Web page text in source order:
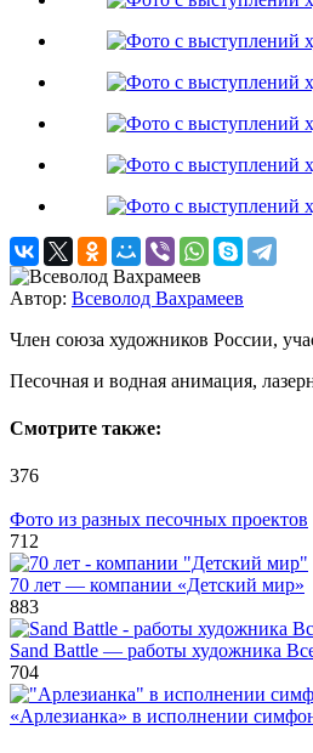
Автор: Всеволод Вахрамеев
Член союза художников России,
Песочная и водная анимация,
Смотрите также:
376
Фото из разных песочных проектов
712
70 лет — компании «Детский мир»
883
Sand Battle — работы художника
704
«Арлезианка» в исполнении